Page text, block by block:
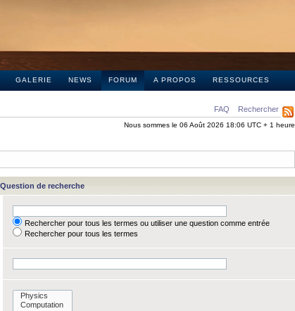
GALERIE NEWS FORUM A PROPOS RESSOURCES
FAQ Rechercher
Nous sommes le 06 Août 2026 18:06 UTC + 1 heure
Question de recherche
Rechercher pour tous les termes ou utiliser une question comme entrée
Rechercher pour tous les termes